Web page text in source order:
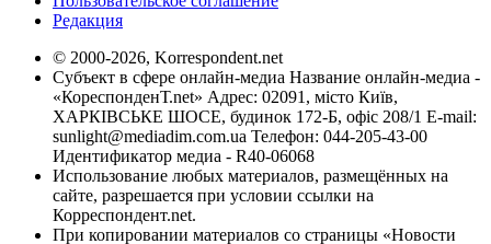
Редакция
© 2000-2026, Korrespondent.net
Субъект в сфере онлайн-медиа Название онлайн-медиа -
«КореспонденТ.net» Адрес: 02091, місто Київ,
ХАРКІВСЬКЕ ШОСЕ, будинок 172-Б, офіс 208/1 E-mail:
sunlight@mediadim.com.ua Телефон: 044-205-43-00
Идентификатор медиа - R40-06068
Использование любых материалов, размещённых на
сайте, разрешается при условии ссылки на
Корреспондент.net.
При копировании материалов со страницы «Новости